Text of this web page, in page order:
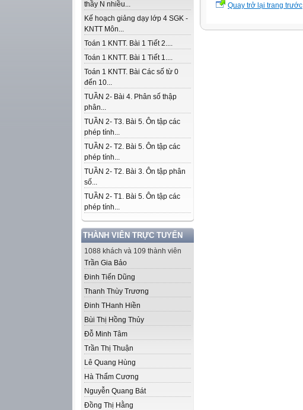
thầy N nhiều...
Kế hoạch giảng dạy lớp 4 SGK -
KNTT Môn...
Toán 1 KNTT. Bài 1 Tiết 2....
Toán 1 KNTT. Bài 1 Tiết 1....
Toán 1 KNTT. Bài Các số từ 0
đến 10...
TUẦN 2- Bài 4. Phân số thập
phân...
TUẦN 2- T3. Bài 5. Ôn tập các
phép tính...
TUẦN 2- T2. Bài 5. Ôn tập các
phép tính...
TUẦN 2- T2. Bài 3. Ôn tập phân
số...
TUẦN 2- T1. Bài 5. Ôn tập các
phép tính...
THÀNH VIÊN TRỰC TUYẾN
1088 khách và 109 thành viên
Trần Gia Bảo
Đinh Tiến Dũng
Thanh Thùy Trương
Đinh THanh Hiền
Bùi Thị Hồng Thủy
Đỗ Minh Tâm
Trần Thị Thuận
Lê Quang Hùng
Hà Thẩm Cương
Nguyễn Quang Bát
Đồng Thị Hằng
Quay trở lại trang trước